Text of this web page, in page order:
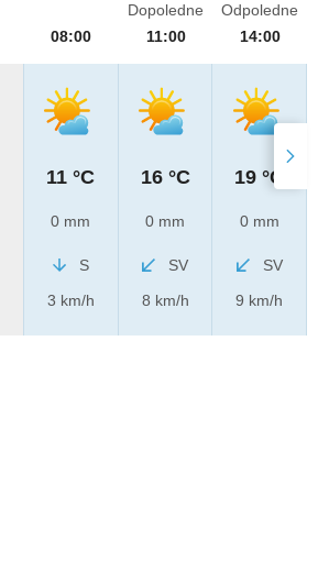
08:00
11 °C
0 mm
S
3 km/h
Dopoledne
11:00
16 °C
0 mm
SV
8 km/h
Odpoledne
14:00
19 °C
0 mm
SV
9 km/h